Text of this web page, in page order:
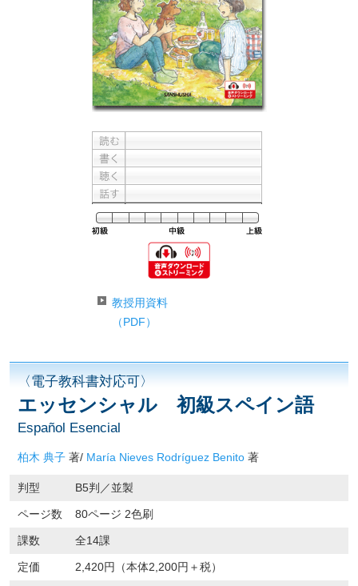
教授用資料
（PDF）
〈電子教科書対応可〉
エッセンシャル 初級スペイン語
Español Esencial
柏木 典子 著/ María Nieves Rodríguez Benito 著
判型 B5判／並製
ページ数 80ページ 2色刷
課数 全14課
定価 2,420円（本体2,200円＋税）